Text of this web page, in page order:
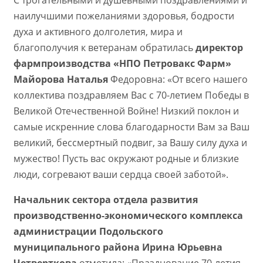
наилучшими пожеланиями здоровья, бодрости
духа и активного долголетия, мира и
благополучия к ветеранам обратиласьдиректор
фармпроизводства «НПО Петровакс Фарм»
Майорова НатальяФедоровна: «От всего нашего
коллектива поздравляем Вас с 70-летием Победы в
Великой Отечественной Войне! Низкий поклон и
самые искренние слова благодарности Вам за Ваш
великий, бессмертный подвиг, за Вашу силу духа и
мужество! Пусть вас окружают родные и близкие
люди, согревают ваши сердца своей заботой».
Начальник сектора отдела развития
производственно-экономического комплекса
администрации Подольского
муниципального района Ирина Юрьевна